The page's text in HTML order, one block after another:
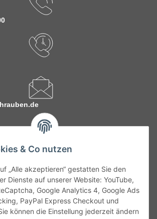
& Co nutzen
„Alle akzeptieren“ gestatten Sie den
Dienste auf unserer Website: YouTube,
Google Analytics 4, Google Ads
PayPal Express Checkout und
können die Einstellung jederzeit ändern